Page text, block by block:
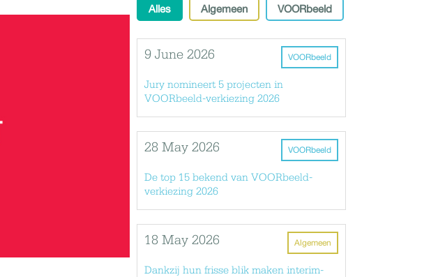
Alles Algemeen VOORbeeld
VOORbeeld
9 June 2026
Jury nomineert 5 projecten in
VOORbeeld-verkiezing 2026
VOORbeeld
28 May 2026
De top 15 bekend van VOORbeeld-
verkiezing 2026
Algemeen
18 May 2026
Dankzij hun frisse blik maken interim-